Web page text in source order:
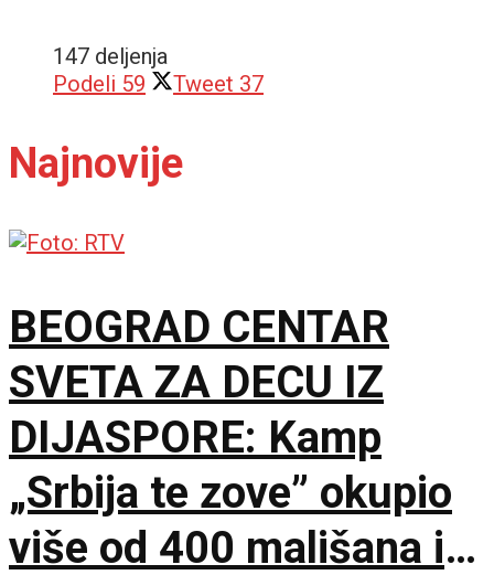
147 deljenja
Podeli 59 Tweet 37
Najnovije
BEOGRAD CENTAR
SVETA ZA DECU IZ
DIJASPORE: Kamp
„Srbija te zove” okupio
više od 400 mališana iz